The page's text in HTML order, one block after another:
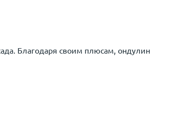
Благодаря своим плюсам, ондулин